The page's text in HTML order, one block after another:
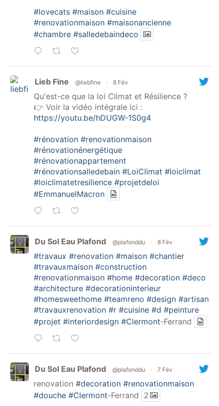
#lovecats #maison #cuisine
#renovationmaison #maisonancienne
#chambre #salledebaindeco
Lieb Fine @liebfine · 8 Fév
Qu'est-ce que la loi Climat et Résilience ?
👉 Voir la vidéo intégrale ici :
https://youtu.be/hDUGW-1S0g4
#rénovation #renovationmaison
#rénovationénergétique
#rénovationappartement
#rénovationsalledebain #LoiClimat #loiclimat
#loiclimatetresilience #projetdeloi
#EmmanuelMacron
Du Sol Eau Plafond @plafonddu · 8 Fév
#travaux #renovation #maison #chantier
#travauxmaison #construction
#renovationmaison #home #decoration #deco
#architecture #decorationinterieur
#homesweethome #teamreno #design #artisan
#travauxrenovation #r #cuisine #d #peinture
#projet #interiordesign #Clermont-Ferrand
Du Sol Eau Plafond @plafonddu · 7 Fév
renovation #decoration #renovationmaison
#douche #Clermont-Ferrand 2